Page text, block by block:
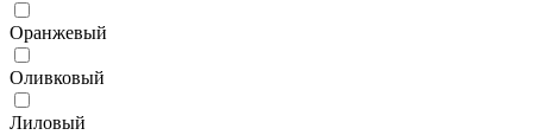
Оранжевый
Оливковый
Лиловый